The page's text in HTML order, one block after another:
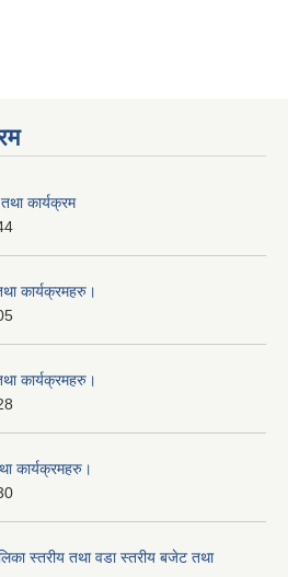
कार्यक्रम
कार्यक्रमहरु।
कार्यक्रमहरु।
कार्यक्रमहरु।
स्तरीय तथा वडा स्तरीय बजेट तथा